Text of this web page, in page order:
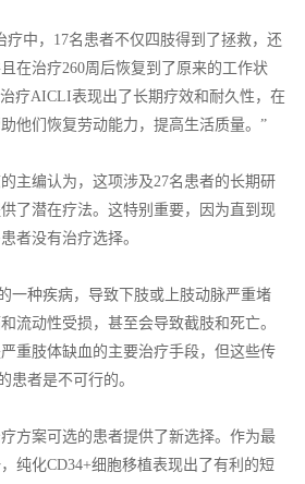
疗中，17名患者不仅四肢得到了拯救，还
在治疗260周后恢复到了原来的工作状
疗AICLI表现出了长期疗效和耐久性，在
他们恢复劳动能力，提高生活质量。”
主编认为，这项涉及27名患者的长期研
了潜在疗法。这特别重要，因为直到现
者没有治疗选择。
一种疾病，导致下肢或上肢动脉严重堵
流动性受损，甚至会导致截肢和死亡。
重肢体缺血的主要治疗手段，但这些传
患者是不可行的。
方案可选的患者提供了新选择。作为最
纯化CD34+细胞移植表现出了有利的短